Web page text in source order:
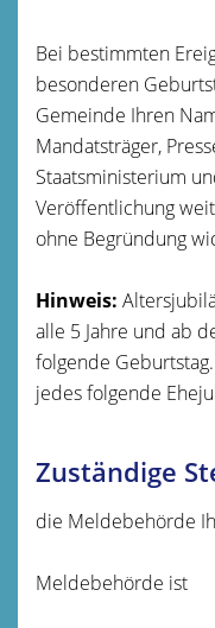
Bei bestimmten
besonderen
Gemeinde Ihren
Mandatsträger,
Staatsministerium
Veröffentlichung
ohne Begründung
Hinweis:
alle 5 Jahre und ab
folgende
jedes folgende
Zuständige
die Meldebehörde
Meldebehörde ist